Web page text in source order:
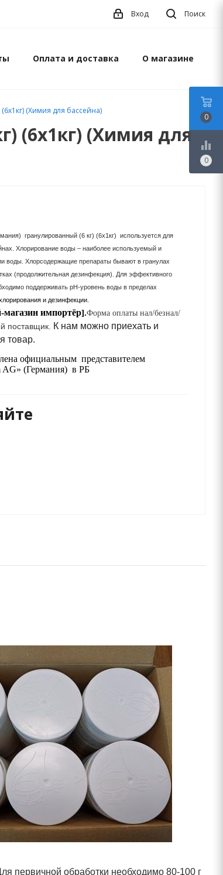
Вход Поиск
Оплата и доставка О магазине
0
equalizer
0
(Химия для бассейна)
(6х1кг) (Химия для
гранулированный (6 кг) (6х1кг) используется для
Хлорирование воды – наиболее используемый и
воды. Хлорсодержащие препараты бывают в гранулах
(продолжительная дезинфекция). Для эффективного
поддерживатьрН-уровень воды в пределах
и дезинфекции.
магазинимпортёр].Форма оплаты нал/безнал/
поставщик.
К нам можно приехать и
товар.
официальным представителем
AG» (Германия) в РБ
первичной обработки необходимо 80-100 г